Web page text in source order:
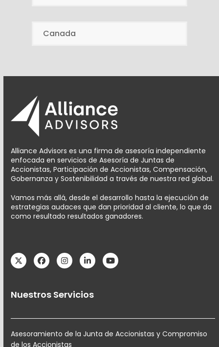
Canada
Alliance Advisors es una firma de asesoría independiente
enfocada en servicios de Asesoría de Juntas de
Accionistas, Participación de Accionistas, Compensación,
Gobernanza y Sostenibilidad a través de nuestra red global.
Vamos más allá, desde el desarrollo hasta la ejecución de
estrategias audaces que dan prioridad al cliente, lo que da
como resultado resultados ganadores.
TwitterFacebookInstagram
LinkedInYouTube
Nuestros Servicios
Asesoramiento de la Junta de Accionistas y Compromiso
de los Accionistas